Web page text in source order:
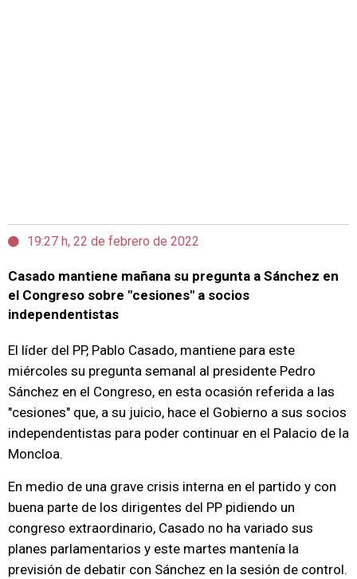
19:27 h, 22 de febrero de 2022
Casado mantiene mañana su pregunta a Sánchez en
el Congreso sobre "cesiones" a socios
independentistas
El líder del PP, Pablo Casado, mantiene para este
miércoles su pregunta semanal al presidente Pedro
Sánchez en el Congreso, en esta ocasión referida a las
"cesiones" que, a su juicio, hace el Gobierno a sus socios
independentistas para poder continuar en el Palacio de la
Moncloa.
En medio de una grave crisis interna en el partido y con
buena parte de los dirigentes del PP pidiendo un
congreso extraordinario, Casado no ha variado sus
planes parlamentarios y este martes mantenía la
previsión de debatir con Sánchez en la sesión de control.